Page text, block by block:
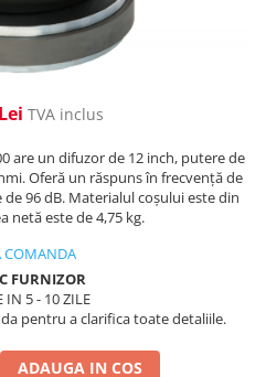
TVA inclus
are un difuzor de 12 inch, putere de
Oferă un răspuns în frecvență de
de 96 dB. Materialul coșului este din
netă este de 4,75 kg.
COMANDA
FURNIZOR
IN 5 - 10 ZILE
pentru a clarifica toate detaliile.
ADAUGA IN COS